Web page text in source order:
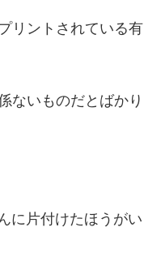
リントされている有
ないものだとばかり
に片付けたほうがい